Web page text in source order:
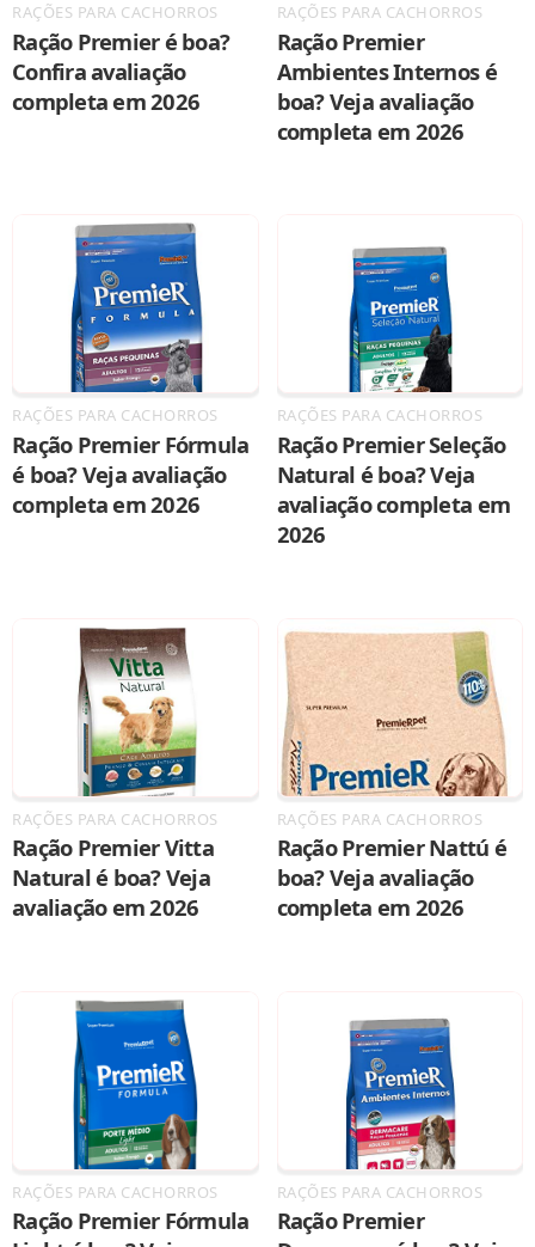
RAÇÕES PARA CACHORROS
Ração Premier é boa?
Confira avaliação
completa em 2026
RAÇÕES PARA CACHORROS
Ração Premier
Ambientes Internos é
boa? Veja avaliação
completa em 2026
RAÇÕES PARA CACHORROS
Ração Premier Fórmula
é boa? Veja avaliação
completa em 2026
RAÇÕES PARA CACHORROS
Ração Premier Seleção
Natural é boa? Veja
avaliação completa em
2026
RAÇÕES PARA CACHORROS
Ração Premier Vitta
Natural é boa? Veja
avaliação em 2026
RAÇÕES PARA CACHORROS
Ração Premier Nattú é
boa? Veja avaliação
completa em 2026
RAÇÕES PARA CACHORROS
Ração Premier Fórmula
RAÇÕES PARA CACHORROS
Ração Premier